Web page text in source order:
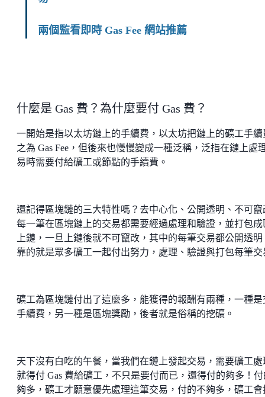
兩個監看即時 Gas Fee 網站推薦
什麼是 Gas 費？為什麼要付 Gas 費？
一開始是指以太坊鏈上的手續費，以太坊把鏈上的礦工手續
之為 Gas Fee，但後來也慢慢變成一種泛稱，泛指在鏈上處
易時需要付給礦工或節點的手續費。
還記得區塊鏈的三大特性嗎？去中心化、公開透明、不可竄
每一筆在區塊鏈上的交易都需要經過處理和驗證，並打包成
上鏈，一旦上鏈後就不可竄改，其中的每筆交易都公開透明
靠的就是眾多礦工一起付出努力，處理、驗證與打包每筆交
礦工為區塊鏈付出了這麼多，能獲得的報酬有兩種，一種是
手續費，另一種是區塊獎勵，後者就是俗稱的挖礦。
天下沒有白吃的午餐，當我們在鏈上發起交易，需要礦工處
就得付 Gas 費給礦工，不只是要付而已，還得付的夠多！付
夠多，礦工才願意優先處理這筆交易，付的不夠多，礦工會